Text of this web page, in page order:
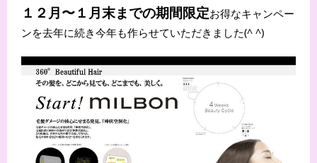
１２月〜１月末までの期間限定お得なキャンペー
ンを去年に続き今年も作らせていただきました(^ ^)